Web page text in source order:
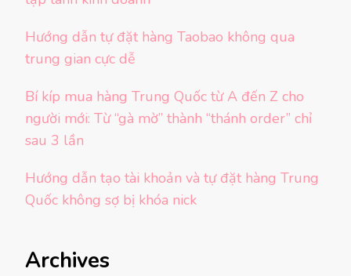
Hướng dẫn tự đặt hàng Taobao không qua
trung gian cực dễ
Bí kíp mua hàng Trung Quốc từ A đến Z cho
người mới: Từ “gà mờ” thành “thánh order” chỉ
sau 3 lần
Hướng dẫn tạo tài khoản và tự đặt hàng Trung
Quốc không sợ bị khóa nick
Archives